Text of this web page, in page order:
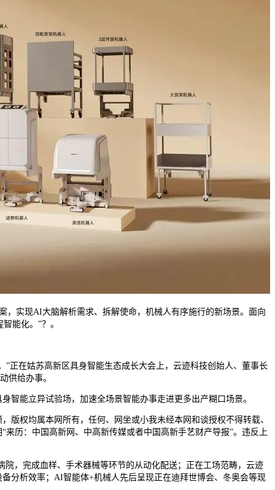
实现AI大脑解析需求、拆解使命，机械人有序施行的新场景。面向
能化。”？。
在姑苏高新区具身智能生态成长大会上，云迹科技创始人、董事长
供给办事。
能立异试验场，加速全场景智能办事走进更多出产糊口场景。
权均属本网所有，任何、网坐或小我未经本网和谈授权不得转载、
历：中国高新网、中高新传媒或者中国高新手艺财产导报”。违反上
，完成血样、手术器械等环节的从动化配送；正在工场范畴，云迹
分析效率；AI智能体+机械人先后呈现正在迪拜世博会、冬奥会等现